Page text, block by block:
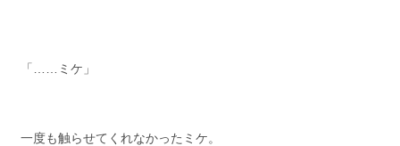
「……ミケ」
一度も触らせてくれなかったミケ。